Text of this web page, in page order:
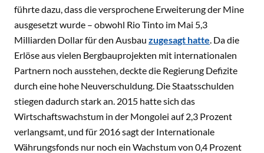
führte dazu, dass die versprochene Erweiterung der Mine
ausgesetzt wurde – obwohl Rio Tinto im Mai 5,3
Milliarden Dollar für den Ausbau zugesagt hatte. Da die
Erlöse aus vielen Bergbauprojekten mit internationalen
Partnern noch ausstehen, deckte die Regierung Defizite
durch eine hohe Neuverschuldung. Die Staatsschulden
stiegen dadurch stark an. 2015 hatte sich das
Wirtschaftswachstum in der Mongolei auf 2,3 Prozent
verlangsamt, und für 2016 sagt der Internationale
Währungsfonds nur noch ein Wachstum von 0,4 Prozent